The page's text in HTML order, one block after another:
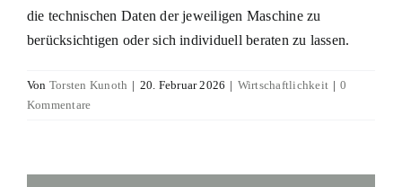
die technischen Daten der jeweiligen Maschine zu
berücksichtigen oder sich individuell beraten zu lassen.
Von Torsten Kunoth | 20. Februar 2026 | Wirtschaftlichkeit | 0
Kommentare